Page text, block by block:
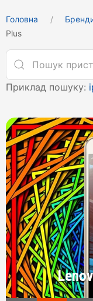
Головна
Plus
Приклад пошуку: